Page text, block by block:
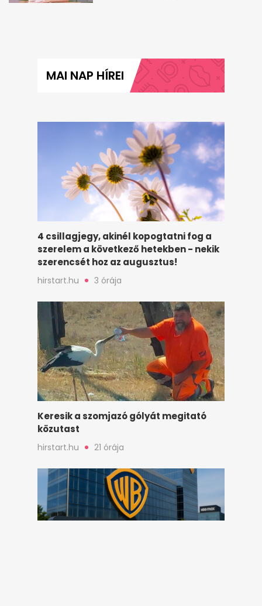
MAI NAP HÍREI
4 csillagjegy, akinél kopogtatni fog a
szerelem a következő hetekben - nekik
szerencsét hoz az augusztus!
hirstart.hu 3 órája
Keresik a szomjazó gólyát megitató
közutast
hirstart.hu 21 órája